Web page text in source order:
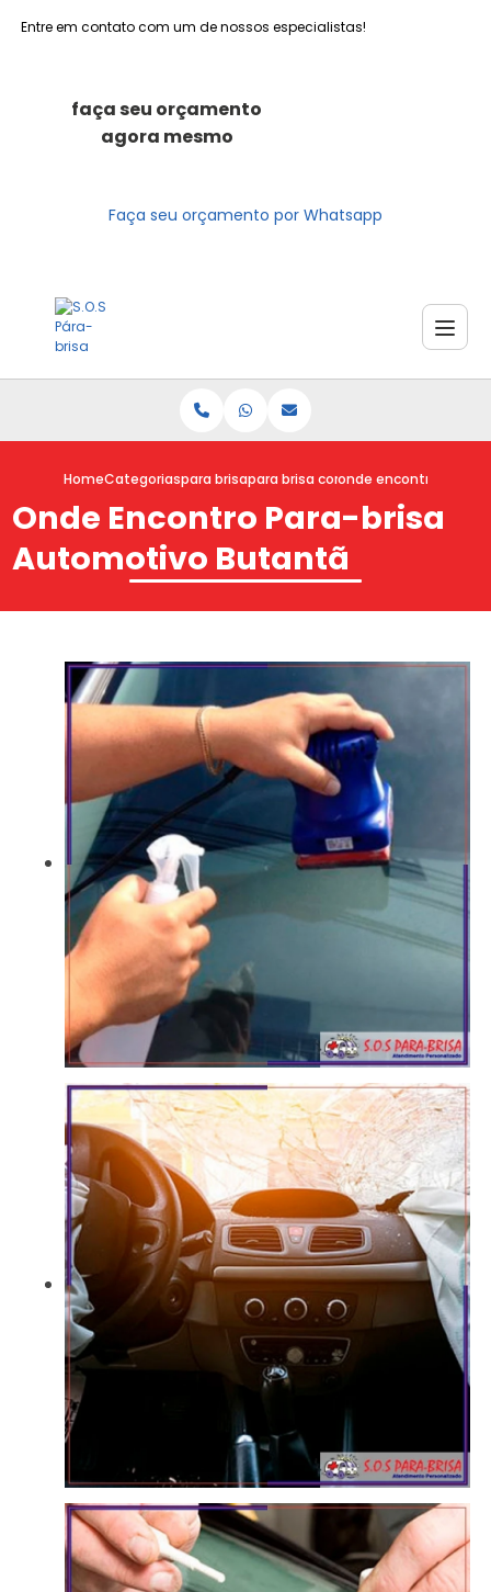
Entre em contato com um de nossos especialistas!
faça seu orçamento
agora mesmo
Faça seu orçamento por Whatsapp
HomeCategoriaspara brisapara brisa com riscoonde encontro para
Onde Encontro Para-brisa
Automotivo Butantã